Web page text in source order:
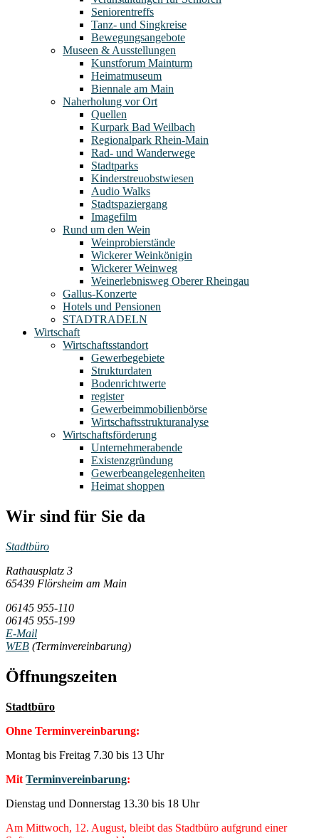
Seniorentreffs
Tanz- und Singkreise
Bewegungsangebote
Museen & Ausstellungen
Kunstforum Mainturm
Heimatmuseum
Biennale am Main
Naherholung vor Ort
Quellen
Kurpark Bad Weilbach
Regionalpark Rhein-Main
Rad- und Wanderwege
Stadtparks
Kinderstreuobstwiesen
Audio Walks
Stadtspaziergang
Imagefilm
Rund um den Wein
Weinprobierstände
Wickerer Weinkönigin
Wickerer Weinweg
Weinerlebnisweg Oberer Rheingau
Gallus-Konzerte
Hotels und Pensionen
STADTRADELN
Wirtschaft
Wirtschaftsstandort
Gewerbegebiete
Strukturdaten
Bodenrichtwerte
register
Gewerbeimmobilienbörse
Wirtschaftsstrukturanalyse
Wirtschaftsförderung
Unternehmerabende
Existenzgründung
Gewerbeangelegenheiten
Heimat shoppen
Wir sind für Sie da
Stadtbüro
Rathausplatz 3
65439 Flörsheim am Main
06145 955-110
06145 955-199
E-Mail
WEB (Terminvereinbarung)
Öffnungszeiten
Stadtbüro
Ohne Terminvereinbarung:
Montag bis Freitag 7.30 bis 13 Uhr
Mit Terminvereinbarung:
Dienstag und Donnerstag 13.30 bis 18 Uhr
Am Mittwoch, 12. August, bleibt das Stadtbüro aufgrund einer